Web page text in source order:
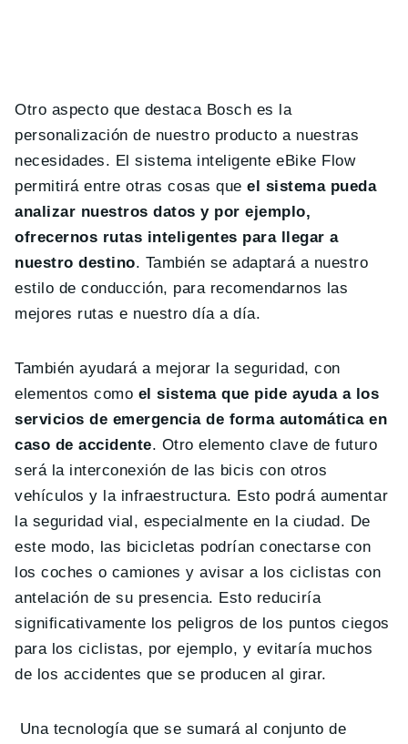
Otro aspecto que destaca Bosch es la
personalización de nuestro producto a nuestras
necesidades. El sistema inteligente eBike Flow
permitirá entre otras cosas que el sistema pueda
analizar nuestros datos y por ejemplo,
ofrecernos rutas inteligentes para llegar a
nuestro destino. También se adaptará a nuestro
estilo de conducción, para recomendarnos las
mejores rutas e nuestro día a día.
También ayudará a mejorar la seguridad, con
elementos como el sistema que pide ayuda a los
servicios de emergencia de forma automática en
caso de accidente. Otro elemento clave de futuro
será la interconexión de las bicis con otros
vehículos y la infraestructura. Esto podrá aumentar
la seguridad vial, especialmente en la ciudad. De
este modo, las bicicletas podrían conectarse con
los coches o camiones y avisar a los ciclistas con
antelación de su presencia. Esto reduciría
significativamente los peligros de los puntos ciegos
para los ciclistas, por ejemplo, y evitaría muchos
de los accidentes que se producen al girar.
Una tecnología que se sumará al conjunto de